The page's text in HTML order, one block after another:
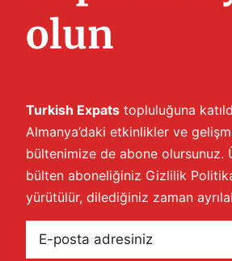
olun
Turkish Expats topluluğuna
Almanya’daki etkinlikler ve
bültenimize de abone olursunuz.
bülten aboneliğiniz Gizlilik
yürütülür, dilediğiniz zaman
posta